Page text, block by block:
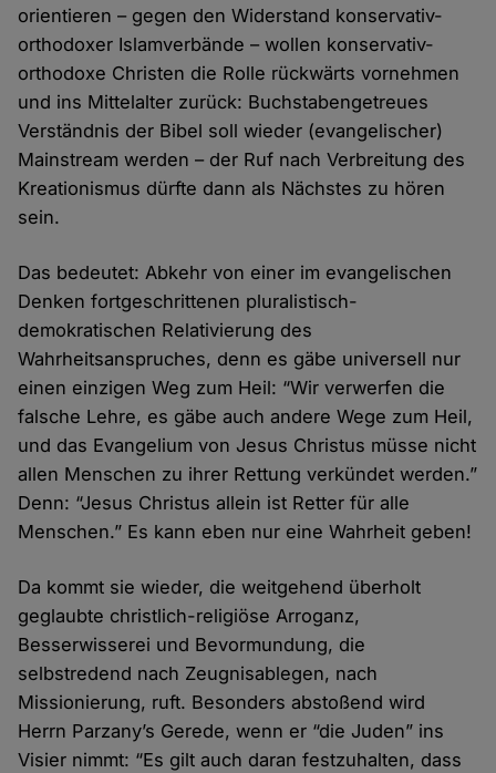
orientieren – gegen den Widerstand konservativ-
orthodoxer Islamverbände – wollen konservativ-
orthodoxe Christen die Rolle rückwärts vornehmen
und ins Mittelalter zurück: Buchstabengetreues
Verständnis der Bibel soll wieder (evangelischer)
Mainstream werden – der Ruf nach Verbreitung des
Kreationismus dürfte dann als Nächstes zu hören
sein.
Das bedeutet: Abkehr von einer im evangelischen
Denken fortgeschrittenen pluralistisch-
demokratischen Relativierung des
Wahrheitsanspruches, denn es gäbe universell nur
einen einzigen Weg zum Heil: “Wir verwerfen die
falsche Lehre, es gäbe auch andere Wege zum Heil,
und das Evangelium von Jesus Christus müsse nicht
allen Menschen zu ihrer Rettung verkündet werden.”
Denn: “Jesus Christus allein ist Retter für alle
Menschen.” Es kann eben nur eine Wahrheit geben!
Da kommt sie wieder, die weitgehend überholt
geglaubte christlich-religiöse Arroganz,
Besserwisserei und Bevormundung, die
selbstredend nach Zeugnisablegen, nach
Missionierung, ruft. Besonders abstoßend wird
Herrn Parzany’s Gerede, wenn er “die Juden” ins
Visier nimmt: “Es gilt auch daran festzuhalten, dass